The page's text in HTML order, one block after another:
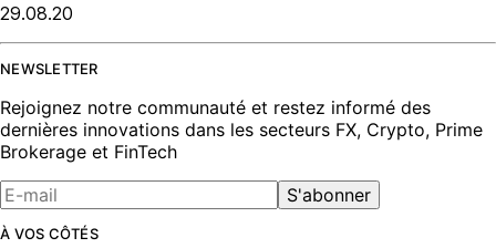
29.08.20
NEWSLETTER
Rejoignez notre communauté et restez informé des
dernières innovations dans les secteurs FX, Crypto, Prime
Brokerage et FinTech
S'abonner
À VOS CÔTÉS